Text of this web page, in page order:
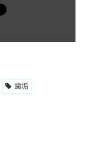
歯垢